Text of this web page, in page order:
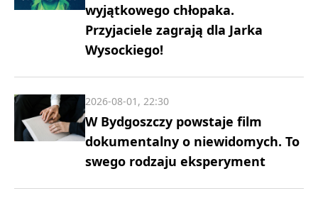
wyjątkowego chłopaka.
Przyjaciele zagrają dla Jarka
Wysockiego!
W Bydgoszczy powstaje film
dokumentalny o niewidomych. To
swego rodzaju eksperyment
2026-08-01, 22:30